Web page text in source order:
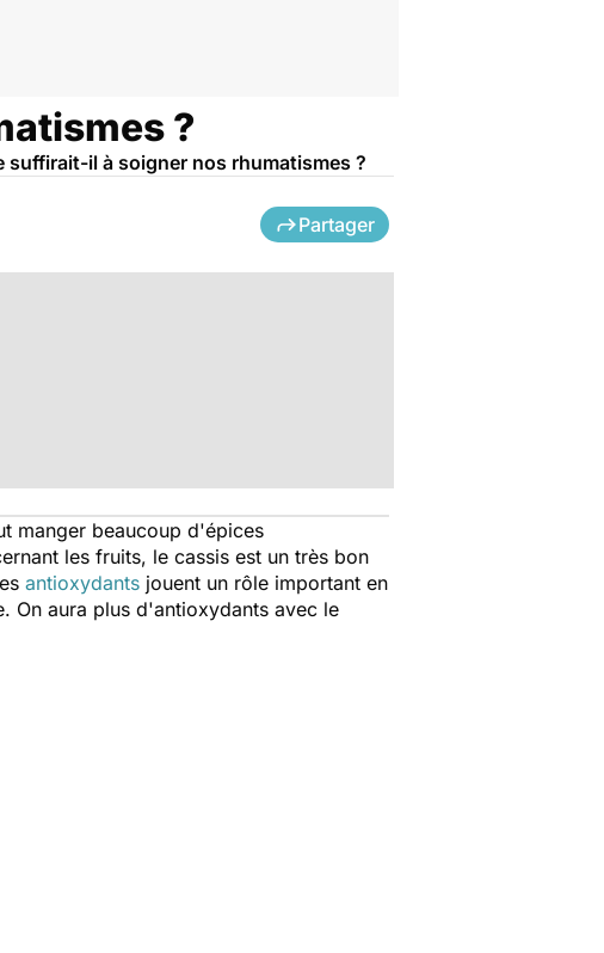
?
il à soigner nos rhumatismes ?
Partager
manger beaucoup d'épices
les fruits, le cassis est un très bon
antioxydants jouent un rôle important en
On aura plus d'antioxydants avec le